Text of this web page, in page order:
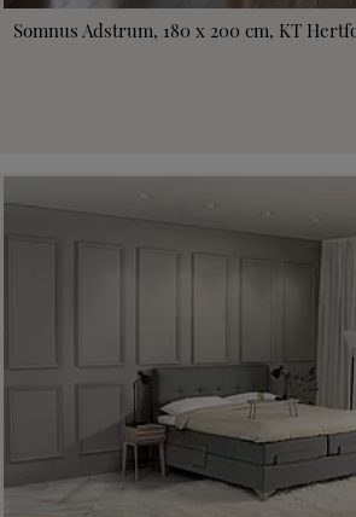
Somnus Adstrum, 180 x 200 cm, KT